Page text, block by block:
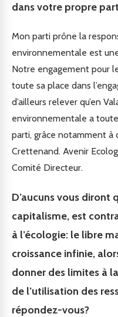
dans votre propre
Mon parti prône la
environnementale est
Notre engagement pour
toute sa place dans
d’ailleurs relever qu’en
environnementale a
parti, grâce notamment à
Crettenand. Avenir
Comité Directeur.
D’aucuns vous diront
capitalisme, est
à l’écologie: le libre
croissance infinie,
donner des limites à
de l’utilisation des
répondez-vous?